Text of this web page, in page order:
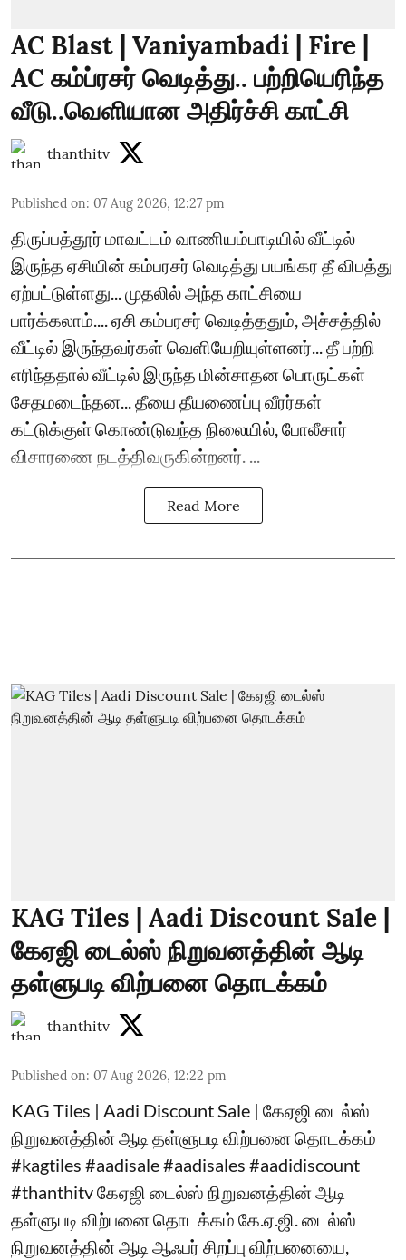
AC Blast | Vaniyambadi | Fire |
AC கம்ப்ரசர் வெடித்து.. பற்றியெரிந்த
வீடு..வெளியான அதிர்ச்சி காட்சி
thanthitv
Published on: 07 Aug 2026, 12:27 pm
திருப்பத்தூர் மாவட்டம் வாணியம்பாடியில் வீட்டில்
இருந்த ஏசியின் கம்பரசர் வெடித்து பயங்கர தீ விபத்து
ஏற்பட்டுள்ளது... முதலில் அந்த காட்சியை
பார்க்கலாம்.... ஏசி கம்பரசர் வெடித்ததும், அச்சத்தில்
வீட்டில் இருந்தவர்கள் வெளியேறியுள்ளனர்... தீ பற்றி
எரிந்ததால் வீட்டில் இருந்த மின்சாதன பொருட்கள்
சேதமடைந்தன... தீயை தீயணைப்பு வீரர்கள்
கட்டுக்குள் கொண்டுவந்த நிலையில், போலீசார்
விசாரணை நடத்திவருகின்றனர். ...
Read More
KAG Tiles | Aadi Discount Sale |
கேஏஜி டைல்ஸ் நிறுவனத்தின் ஆடி
தள்ளுபடி விற்பனை தொடக்கம்
thanthitv
Published on: 07 Aug 2026, 12:22 pm
KAG Tiles | Aadi Discount Sale | கேஏஜி டைல்ஸ்
நிறுவனத்தின் ஆடி தள்ளுபடி விற்பனை தொடக்கம்
#kagtiles #aadisale #aadisales #aadidiscount
#thanthitv கேஏஜி டைல்ஸ் நிறுவனத்தின் ஆடி
தள்ளுபடி விற்பனை தொடக்கம் கே.ஏ.ஜி. டைல்ஸ்
நிறுவனத்தின் ஆடி ஆஃபர் சிறப்பு விற்பனையை,